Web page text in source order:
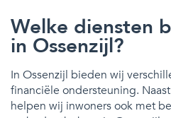
Welke diensten
in Ossenzijl?
In Ossenzijl bieden wij
financiële ondersteuning.
helpen wij inwoners ook met